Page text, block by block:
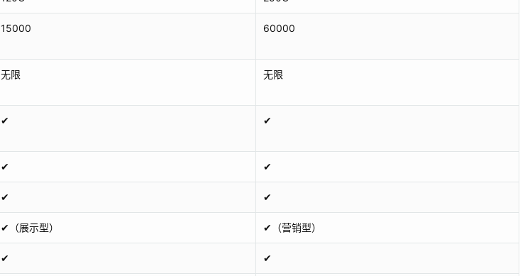
15000 60000
无限 无限
✔ ✔
✔ ✔
✔ ✔
✔（展示型） ✔（营销型）
✔ ✔